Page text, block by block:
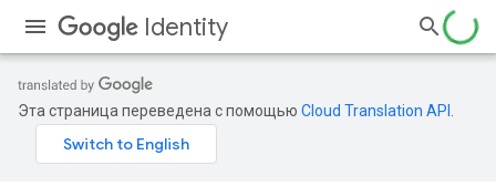
Identity
Эта страница переведена с помощью Cloud Translation API